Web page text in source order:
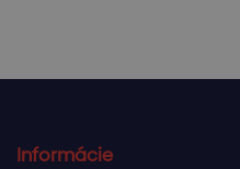
Informácie